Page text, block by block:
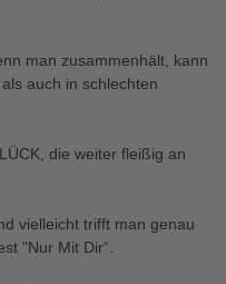
man zusammenhält, kann
auch in schlechten
die weiter fleißig an
vielleicht trifft man genau
"Nur Mit Dir“.